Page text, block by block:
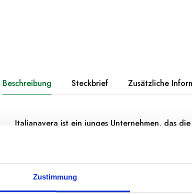
Zustimmung
Beschreibung Steckbrief Zusätzliche
Italianavera ist ein junges Unternehmen, das
Konserven hüten.